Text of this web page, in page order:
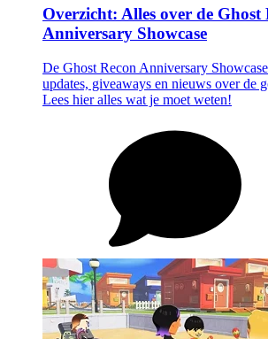
Overzicht: Alles over de Ghost
Anniversary Showcase
De Ghost Recon Anniversary
updates, giveaways en nieuws over de
Lees hier alles wat je moet weten!